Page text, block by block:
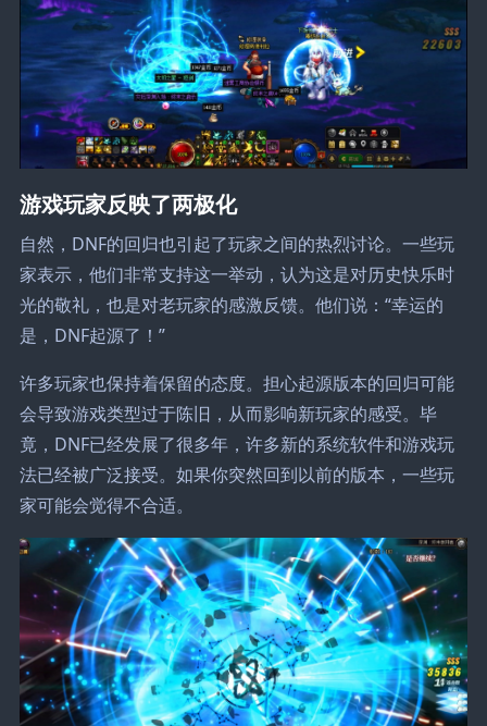
游戏玩家反映了两极化
自然，DNF的回归也引起了玩家之间的热烈讨论。一些玩
家表示，他们非常支持这一举动，认为这是对历史快乐时
光的敬礼，也是对老玩家的感激反馈。他们说：“幸运的
是，DNF起源了！”
许多玩家也保持着保留的态度。担心起源版本的回归可能
会导致游戏类型过于陈旧，从而影响新玩家的感受。毕
竟，DNF已经发展了很多年，许多新的系统软件和游戏玩
法已经被广泛接受。如果你突然回到以前的版本，一些玩
家可能会觉得不合适。